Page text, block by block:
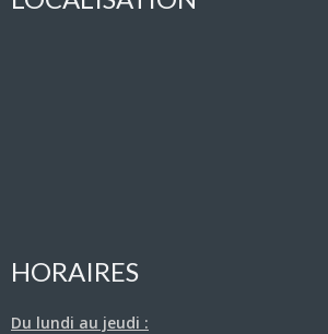
HORAIRES
Du lundi au jeudi :